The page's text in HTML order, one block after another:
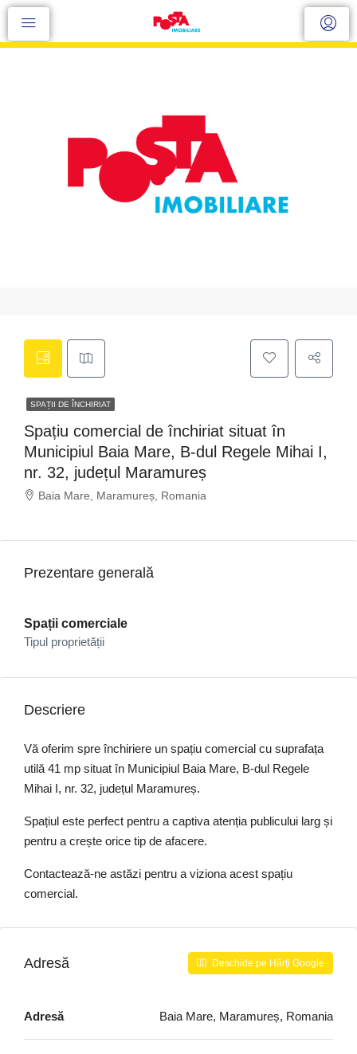
SPAȚII DE ÎNCHIRIAT
Spațiu comercial de închiriat situat în
Municipiul Baia Mare, B-dul Regele Mihai I,
nr. 32, județul Maramureș
Baia Mare, Maramureș, Romania
Prezentare generală
Spații comerciale
Tipul proprietății
Descriere
Vă oferim spre închiriere un spațiu comercial cu suprafața
utilă 41 mp situat în Municipiul Baia Mare, B-dul Regele
Mihai I, nr. 32, județul Maramureș.
Spațiul este perfect pentru a captiva atenția publicului larg și
pentru a crește orice tip de afacere.
Contactează-ne astăzi pentru a viziona acest spațiu
comercial.
Adresă Deschide pe Hărți Google
Adresă Baia Mare, Maramureș, Romania